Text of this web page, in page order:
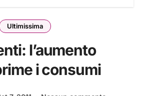
Ultimissima
l’aumento
i consumi